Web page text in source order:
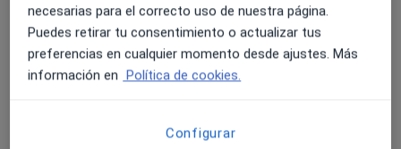
Reconstrucción mamaria post mastectomía con
expansores
Detalles
necesarias para el correcto uso de nuestra página.
Puedes retirar tu consentimiento o actualizar tus
preferencias en cualquier momento desde ajustes. Más
información en Política de cookies.
Configurar